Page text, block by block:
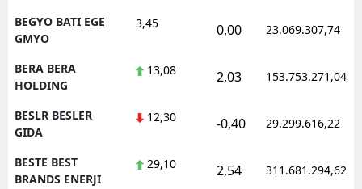
BEGYO BATI EGE
GMYO
3,45 0,00 23.069.307,74
BERA BERA
HOLDING
13,08 2,03 153.753.271,04
BESLR BESLER
GIDA
12,30 -0,40 29.299.616,22
BESTE BEST
BRANDS ENERJI
29,10 2,54 311.681.294,62